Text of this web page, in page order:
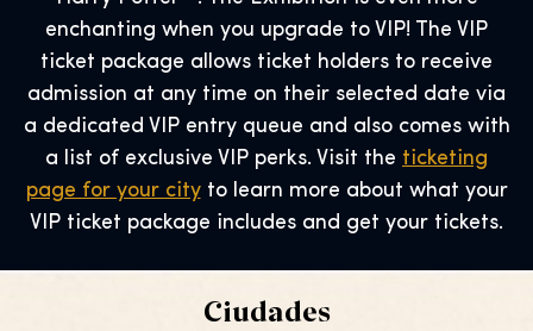
enchanting when you upgrade to VIP! The VIP
ticket package allows ticket holders to receive
admission at any time on their selected date via
a dedicated VIP entry queue and also comes with
a list of exclusive VIP perks. Visit the ticketing
page for your cityto learn more about what your
VIP ticket package includes and get your tickets.
Ciudades